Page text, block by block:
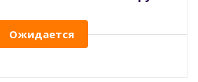
Ожидается